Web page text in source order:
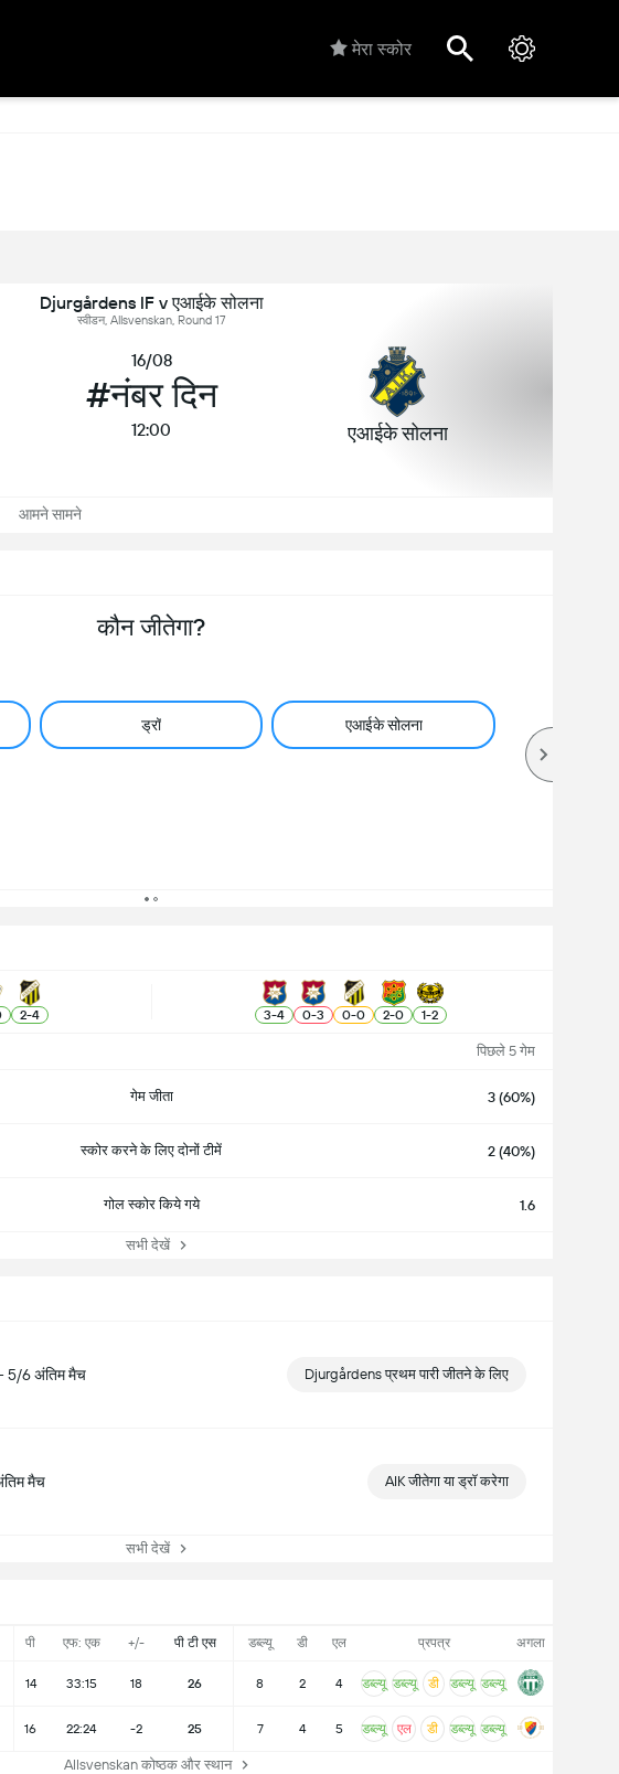
मेरा स्कोर
Djurgårdens IF v एआईके सोलना
स्वीडन, Allsvenskan, Round 17
16/08
#नंबर दिन
12:00 एआईके सोलना
आमने सामने
कौन जीतेगा?
ड्रॉ एआईके सोलना
2-4 3-4 0-3 0-0 2-0 1-2
पिछले 5 गेम
गेम जीता 3 (60%)
स्कोर करने के लिए दोनों टीमें 2 (40%)
गोल स्कोर किये गये 1.6
सभी देखें
5/6 अंतिम मैच Djurgårdens प्रथम पारी जीतने के लिए
मैच AIK जीतेगा या ड्रॉ करेगा
सभी देखें
पी एफ: एक +/- पी टी एस डब्ल्यू डी एल प्रपत्र अगला
14 33:15 18 26 8 2 4 डब्ल्यू डब्ल्यू डी डब्ल्यू डब्ल्यू
16 22:24 -2 25 7 4 5 डब्ल्यू एल डी डब्ल्यू डब्ल्यू
Allsvenskan कोष्ठक और स्थान